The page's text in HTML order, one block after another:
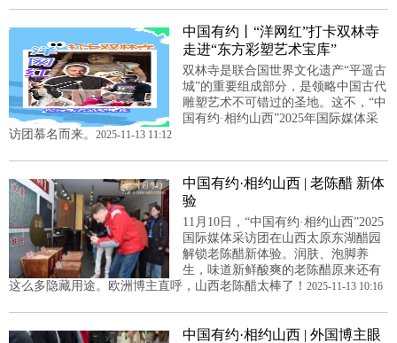
中国有约丨“洋网红”打卡双林寺
走进“东方彩塑艺术宝库”
双林寺是联合国世界文化遗产“平遥古
城”的重要组成部分，是领略中国古代
雕塑艺术不可错过的圣地。这不，“中
国有约·相约山西”2025年国际媒体采
访团慕名而来。 2025-11-13 11:12
中国有约·相约山西 | 老陈醋 新体
验
11月10日，“中国有约·相约山西”2025
国际媒体采访团在山西太原东湖醋园
解锁老陈醋新体验。润肤、泡脚养
生，味道新鲜酸爽的老陈醋原来还有
这么多隐藏用途。欧洲博主直呼，山西老陈醋太棒了！ 2025-11-13 10:16
中国有约·相约山西 | 外国博主眼